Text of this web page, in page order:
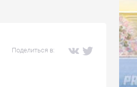
Поделиться в: